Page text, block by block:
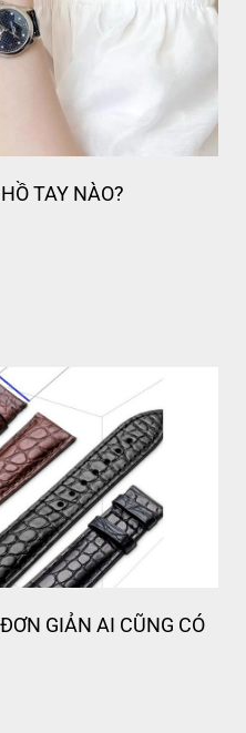
TAY NÀO?
GIẢN AI CŨNG CÓ